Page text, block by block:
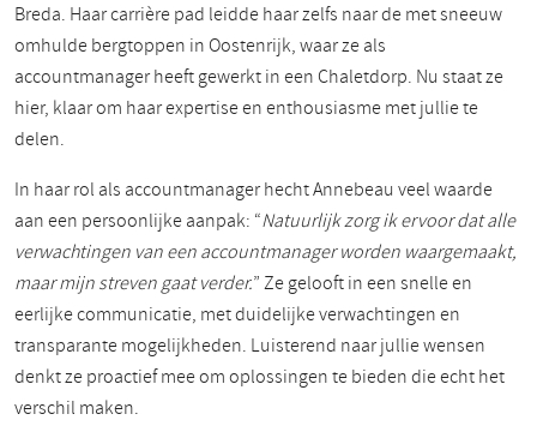
Breda. Haar carrière pad leidde haar zelfs naar de met sneeuw
omhulde bergtoppen in Oostenrijk, waar ze als
accountmanager heeft gewerkt in een Chaletdorp. Nu staat ze
hier, klaar om haar expertise en enthousiasme met jullie te
delen.
In haar rol als accountmanager hecht Annebeau veel waarde
aan een persoonlijke aanpak: “Natuurlijk zorg ik ervoor dat alle
verwachtingen van een accountmanager worden waargemaakt,
maar mijn streven gaat verder.” Ze gelooft in een snelle en
eerlijke communicatie, met duidelijke verwachtingen en
transparante mogelijkheden. Luisterend naar jullie wensen
denkt ze proactief mee om oplossingen te bieden die echt het
verschil maken.